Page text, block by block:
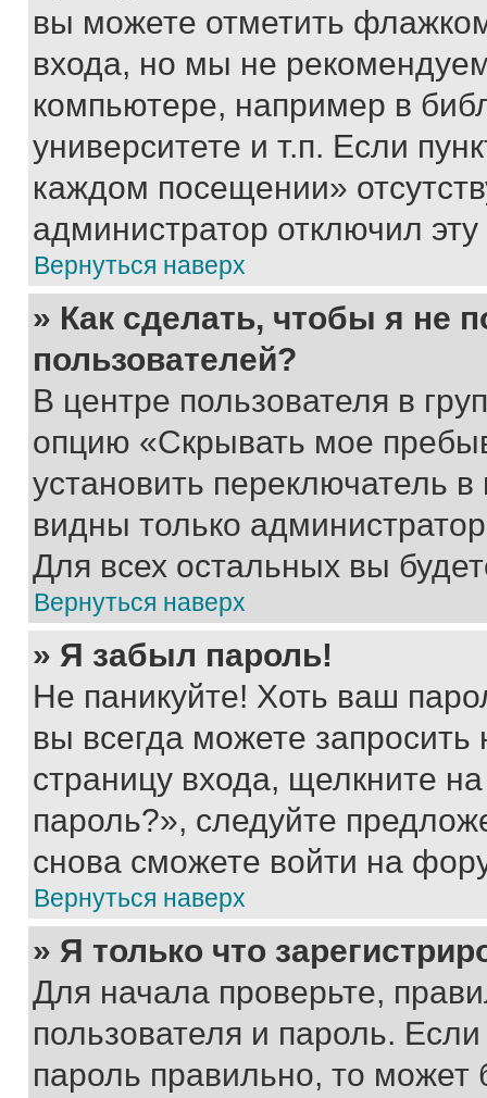
вы можете отметить
входа, но мы не
компьютере, например в
университете и т.п. Если
каждом посещении»
администратор отключил
Вернуться наверх
» Как сделать, чтобы я не
пользователей?
В центре пользователя в
опцию «Скрывать мое
установить переключатель
видны только
Для всех остальных вы
Вернуться наверх
» Я забыл пароль!
Не паникуйте! Хоть ваш
вы всегда можете
страницу входа, щелкните
пароль?», следуйте
снова сможете войти на
Вернуться наверх
» Я только что
Для начала проверьте,
пользователя и пароль.
пароль правильно, то может